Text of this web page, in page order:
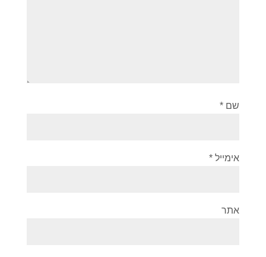
שם *
אימייל *
אתר